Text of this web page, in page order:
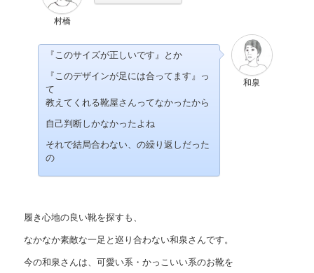
村橋
和泉
『このサイズが正しいです』とか
『このデザインが足には合ってます』っ
て
教えてくれる靴屋さんってなかったから
自己判断しかなかったよね
それで結局合わない、の繰り返しだった
の
履き心地の良い靴を探すも、
なかなか素敵な一足と巡り合わない和泉さんです。
今の和泉さんは、可愛い系・かっこいい系のお靴を